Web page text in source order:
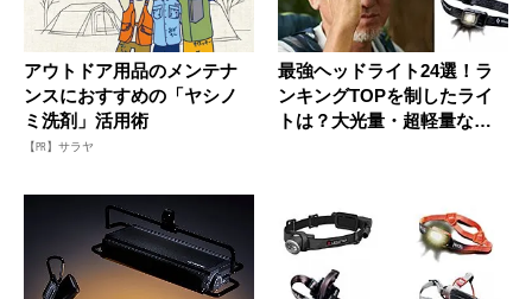
アウトドア用品のメンテナ
ンスにおすすめの「ヤシノ
ミ洗剤」活用術
【PR】サラヤ
最強ヘッドライト24選！ラ
ンキングTOPを制したライ
トは？大光量・超軽量など